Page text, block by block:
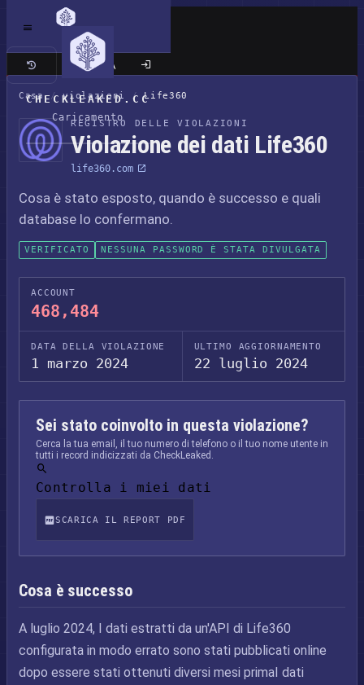
CHECKLEAKED.CC
Caricamento
Sito classico
Casa / violazioni / Life360
REGISTRO DELLE VIOLAZIONI
Violazione dei dati Life360
life360.com
Cosa è stato esposto, quando è successo e quali
database lo confermano.
VERIFICATO NESSUNA PASSWORD È STATA DIVULGATA
ACCOUNT
468,484
DATA DELLA VIOLAZIONE
1 marzo 2024
ULTIMO AGGIORNAMENTO
22 luglio 2024
Sei stato coinvolto in questa violazione?
Cerca la tua email, il tuo numero di telefono o il tuo nome utente in
tutti i record indicizzati da CheckLeaked.
Controlla i miei dati
SCARICA IL REPORT PDF
Cosa è successo
A luglio 2024, I dati estratti da un'API di Life360
configurata in modo errato sono stati pubblicati online
dopo essere stati ottenuti diversi mesi primaI dati